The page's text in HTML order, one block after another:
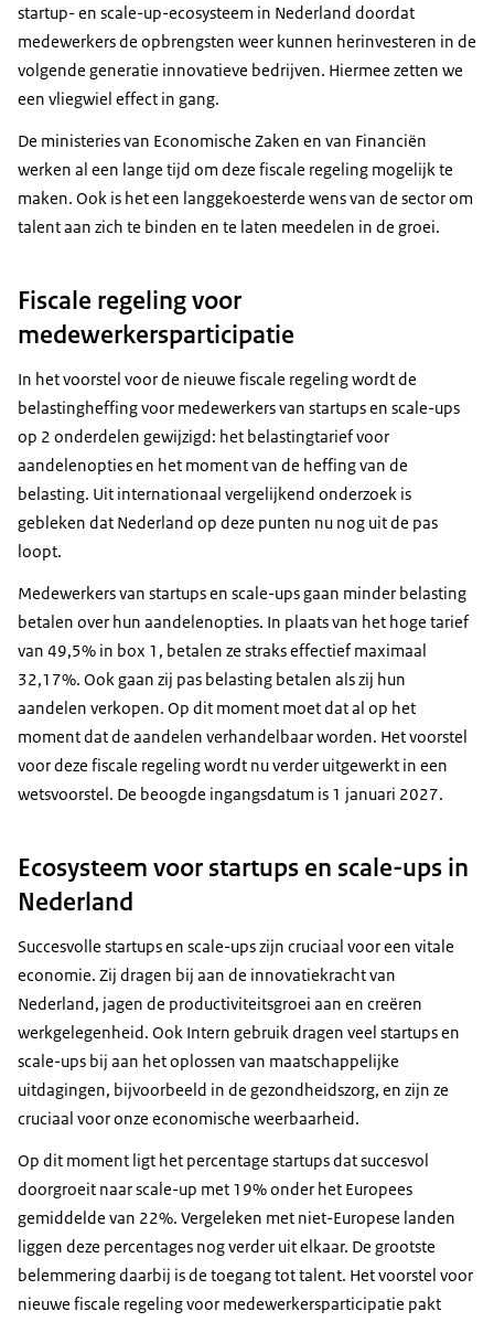
startup- en scale-up-ecosysteem in Nederland doordat
medewerkers de opbrengsten weer kunnen herinvesteren in de
volgende generatie innovatieve bedrijven. Hiermee zetten we
een vliegwiel effect in gang.
De ministeries van Economische Zaken en van Financiën
werken al een lange tijd om deze fiscale regeling mogelijk te
maken. Ook is het een langgekoesterde wens van de sector om
talent aan zich te binden en te laten meedelen in de groei.
Fiscale regeling voor
medewerkersparticipatie
In het voorstel voor de nieuwe fiscale regeling wordt de
belastingheffing voor medewerkers van startups en scale-ups
op 2 onderdelen gewijzigd: het belastingtarief voor
aandelenopties en het moment van de heffing van de
belasting. Uit internationaal vergelijkend onderzoek is
gebleken dat Nederland op deze punten nu nog uit de pas
loopt.
Medewerkers van startups en scale-upsgaan minder belasting
betalen over hun aandelenopties. In plaats van het hoge tarief
van 49,5% in box 1, betalen ze straks effectief maximaal
32,17%. Ook gaan zij pas belasting betalen als zij hun
aandelen verkopen. Op dit moment moet dat al op het
moment dat de aandelen verhandelbaar worden. Het voorstel
voor deze fiscale regeling wordt nu verder uitgewerkt in een
wetsvoorstel. De beoogde ingangsdatum is 1 januari 2027.
Ecosysteem voor startups en scale-ups in
Nederland
Succesvolle startups en scale-ups zijn cruciaal voor een vitale
economie. Zij dragen bij aan de innovatiekracht van
Nederland, jagen de productiviteitsgroei aan en creëren
werkgelegenheid. Ook Intern gebruik dragen veel startups en
scale-ups bij aan het oplossen van maatschappelijke
uitdagingen, bijvoorbeeld in de gezondheidszorg, en zijn ze
cruciaal voor onze economische weerbaarheid.
Op dit moment ligt het percentage startups dat succesvol
doorgroeit naar scale-up met 19% onder het Europees
gemiddelde van 22%. Vergeleken met niet-Europese landen
liggen deze percentages nog verder uit elkaar. De grootste
belemmering daarbij is de toegang tot talent. Het voorstel voor
nieuwe fiscale regeling voor medewerkersparticipatie pakt